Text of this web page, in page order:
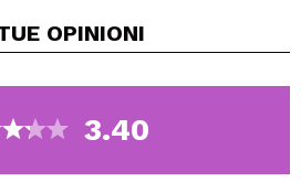
le basi perfette per un
applica semplicemente polvere
ombre. In questo modo otterrai
OPINIONI
3.40